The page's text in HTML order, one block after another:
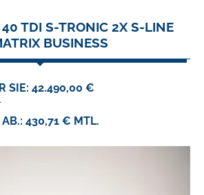
40 TDI S-TRONIC 2X S-LINE
BUSINESS
SIE: 42.490,00 €
430,71 € MTL.